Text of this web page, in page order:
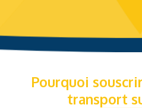
Pourquoi
transport